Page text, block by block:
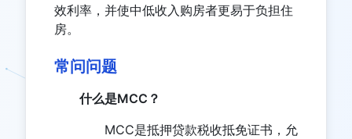
效利率，并使中低收入购房者更易于负担住
房。
常问问题
什么是MCC？
MCC是抵押贷款税收抵免证书，允